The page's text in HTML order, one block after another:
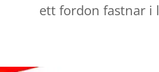
ett fordon fastnar i